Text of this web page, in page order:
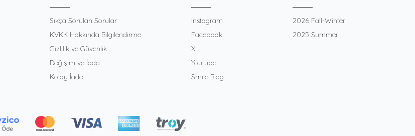
Sıkça Sorulan Sorular
KVKK Hakkında Bilgilendirme
Gizlilik ve Güvenlik
Değişim ve İade
Kolay İade
Instagram
Facebook
X
Youtube
Smile Blog
2026 Fall-Winter
2025 Summer